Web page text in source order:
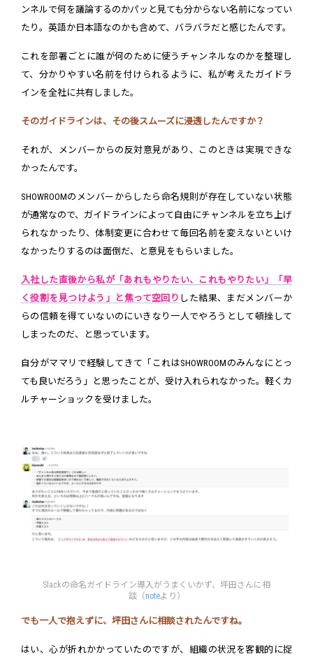
ンネルで何を議論するのかパッと見ても分からない名前になってい
たり。英語か日本語なのかも含めて、バラバラだと感じたんです。
これを部署ごとに誰が何のために使うチャンネルなのかを整理し
て、分かりやすい名前を付けられるように、私が考えたガイドラ
インを全社に共有しました。
そのガイドラインは、その後スムーズに浸透したんですか？
それが、メンバーからの反対意見があり、このときは実現できな
かったんです。
SHOWROOMのメンバーからしたら命名規則が存在していない状態
が通常なので、ガイドラインによって自由にチャンネルを立ち上げ
られなかったり、体制変更に合わせて毎回名前を変えないといけ
なかったりするのは面倒だ、と意見をもらいました。
入社した直後から私が「あれもやりたい、これもやりたい」「早
く役割を見つけよう」と焦って空回り した結果、まだメンバーか
らの信頼を得ていないのにいきなり一人でやろうとして頓挫して
しまったのだ、と思っています。
自分がママリで経験してきて「これはSHOWROOMのみんなにとっ
ても良いだろう」と思ったことが、受け入れられなかった。軽くカ
ルチャーショックを受けました。
Slackの命名ガイドライン導入がうまくいかず、坪田さんに相
談（noteより）
でも一人で抱えずに、坪田さんに相談されたんですね。
はい、心が折れかかっていたのですが、組織の状況を客観的に捉